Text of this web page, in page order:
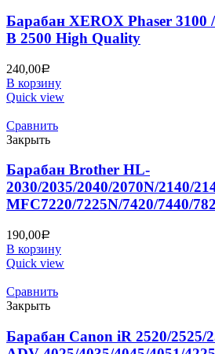
Барабан XEROX Phaser 3100
B 2500 High Quality
240,00Р
В корзину
Quick view
Сравнить
Закрыть
Барабан Brother HL-
2030/2035/2040/2070N/2140/
MFC7220/7225N/7420/7440/
190,00Р
В корзину
Quick view
Сравнить
Закрыть
Барабан Canon iR 2520/2525/